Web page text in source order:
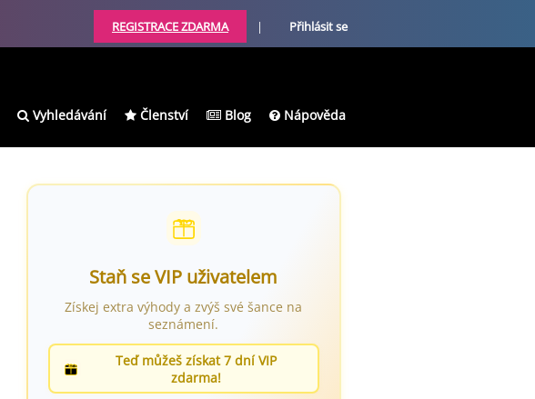
REGISTRACE ZDARMA | Přihlásit se
Vyhledávání Členství Blog Nápověda
Staň se VIP uživatelem
Získej extra výhody a zvýš své šance na
seznámení.
Teď můžeš získat 7 dní VIP
zdarma!